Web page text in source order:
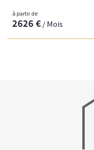
à partir de
2626 €/ Mois